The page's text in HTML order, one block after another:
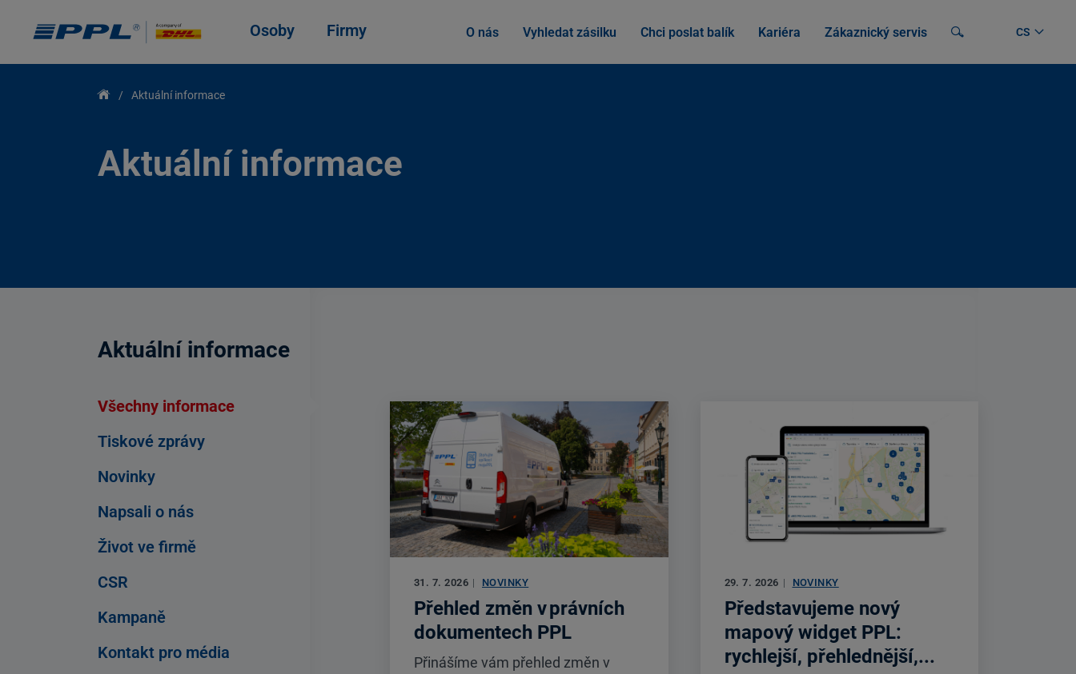
Osoby Firmy O nás Vyhledat zásilku Chci poslat balík Kariéra Zákaznický servis
Vyhledávání
Aktuální informace
Aktuální informace
Aktuální informace
Všechny informace
Tiskové zprávy
Novinky
Napsali o nás
Život ve firmě
CSR
Kampaně
Kontakt pro média
31. 7. 2026 | NOVINKY
Přehled změn v právních
dokumentech PPL
Přinášíme vám přehled změn v
29. 7. 2026 | NOVINKY
Představujeme nový
mapový widget PPL:
rychlejší, přehlednější,...